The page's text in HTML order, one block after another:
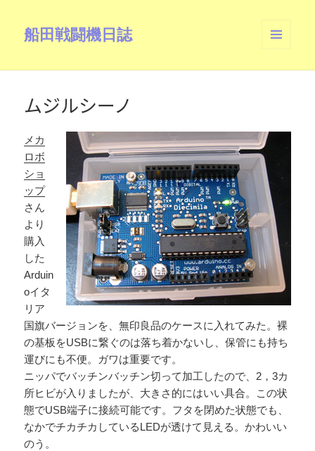
船田戦闘機日誌
ーとウ
ムジルシーノ
メカ
ロボ
ショ
ップ
さん
より
購入
した
Arduin
oイタ
リア
国旗バージョンを、無印良品のケースに入れてみた。裸
の基板をUSBに繋ぐのは落ち着かないし、保管にも持ち
運びにも不便。ガワは重要です。
ニッパでバッチンバッチン切って加工したので、2，3カ
所ヒビが入りましたが、大きさ的にはいい具合。この状
態でUSB端子に接続可能です。フタを閉めた状態でも、
なかでチカチカしているLEDが透けて見える。かわいい
のう。